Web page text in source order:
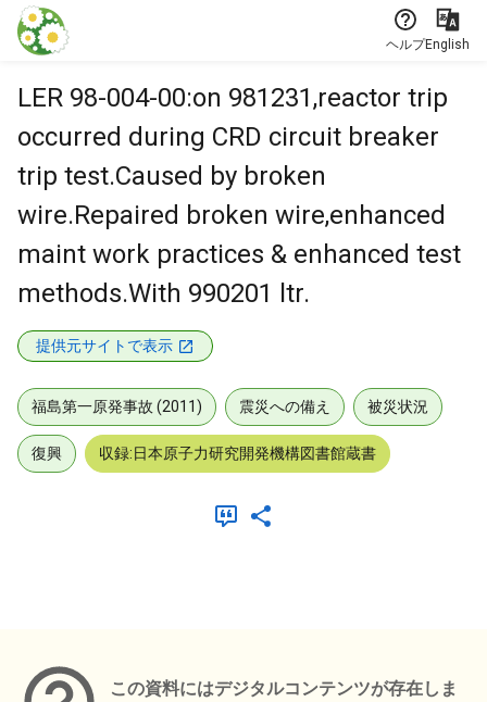
本文に飛ぶ
ヘルプEnglish
LER 98-004-00:on 981231,reactor trip
occurred during CRD circuit breaker
trip test.Caused by broken
wire.Repaired broken wire,enhanced
maint work practices & enhanced test
methods.With 990201 ltr.
提供元サイトで表示
福島第一原発事故 (2011) 震災への備え 被災状況
復興 収録:日本原子力研究開発機構図書館蔵書
この資料にはデジタルコンテンツが存在しま